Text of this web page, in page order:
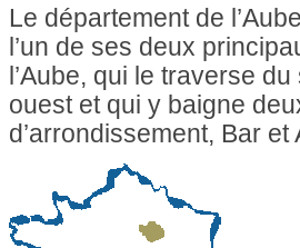
Le département de
l’un de ses deux
l’Aube, qui le traverse
ouest et qui y baigne
d’arrondissement, Bar et